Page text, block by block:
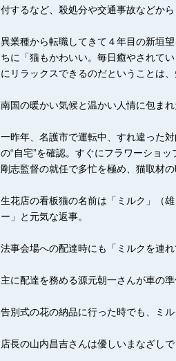
付するなど、殺処分や交通事故などか
異業種から転職してきて４年目の新垣
ちに「猫もかわいい。毎日癒やされて
にリラックスできるのだということは
南国の暖かい気候と温かい人情に包ま
一昨年、名護市で運転中、すれ違った
の“自宅”を確認。すぐにフラワーショ
剛志監督の就任で多忙を極め、猫取材
生花店の看板猫の名前は「ミルク」（
ー」と元気な返事。
法事会場への配達時にも「ミルクを連
主に配達を務める源元朝一さんが車の
告別式の花の納品に行った時でも、ミ
店長の山内昌吉さんは優しいまなざし